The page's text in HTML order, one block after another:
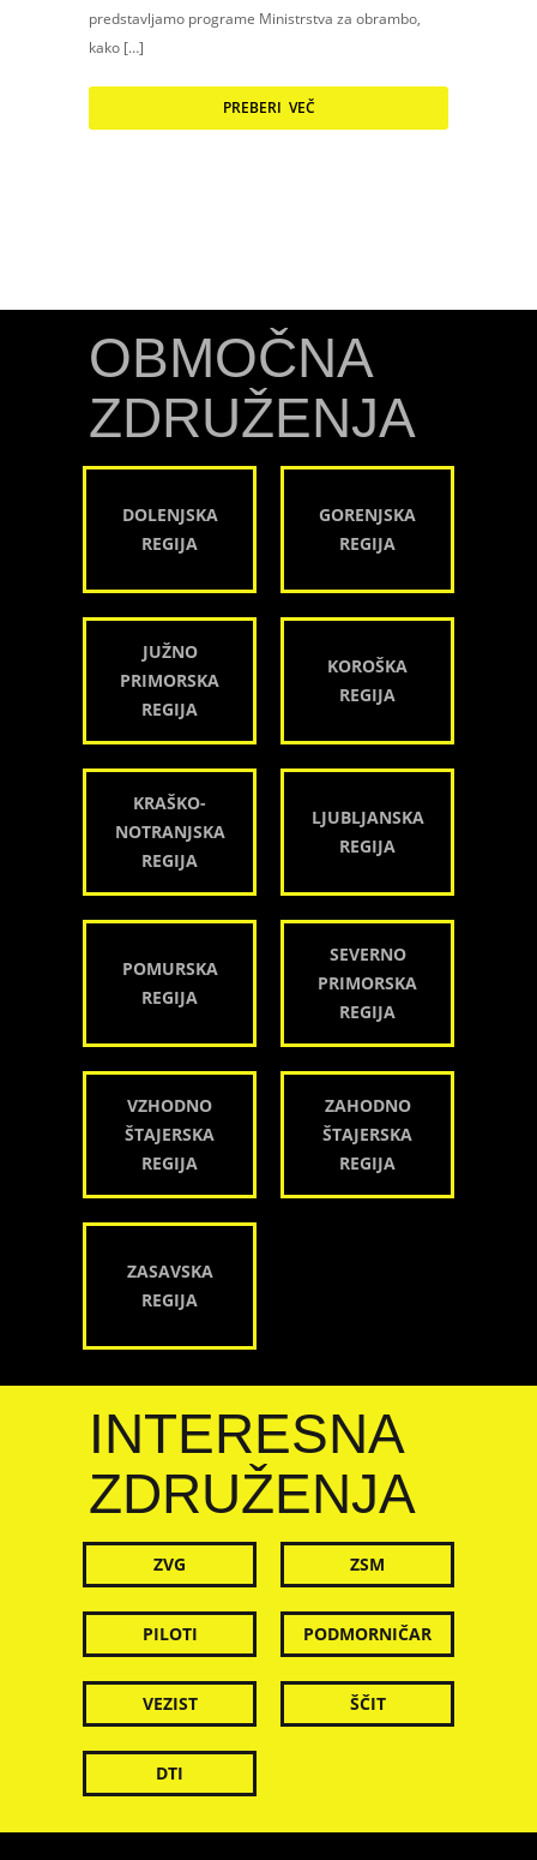
predstavljamo programe Ministrstva za obrambo,
kako […]
PREBERI VEČ
OBMOČNA
ZDRUŽENJA
DOLENJSKA
REGIJA
GORENJSKA
REGIJA
JUŽNO
PRIMORSKA
REGIJA
KOROŠKA
REGIJA
KRAŠKO-
NOTRANJSKA
REGIJA
LJUBLJANSKA
REGIJA
POMURSKA
REGIJA
SEVERNO
PRIMORSKA
REGIJA
VZHODNO
ŠTAJERSKA
REGIJA
ZAHODNO
ŠTAJERSKA
REGIJA
ZASAVSKA
REGIJA
INTERESNA
ZDRUŽENJA
ZVG ZSM
PILOTI PODMORNIČAR
VEZIST ŠČIT
DTI